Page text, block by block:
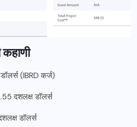
(IBRD कर्ज)
दशलक्ष डॉलर्स
डॉलर्स